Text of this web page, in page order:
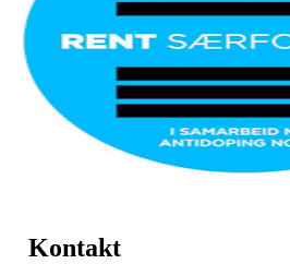
Kontakt